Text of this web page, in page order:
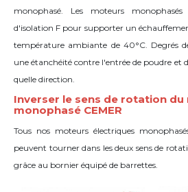
monophasé. Les moteurs
d'isolation F pour supporter un
température ambiante de 40°C. Degrés
une étanchéité contre l'entrée de poudre et
quelle direction.
Inverser le sens de rotation du
monophasé CEMER
Tous nos moteurs électriques
peuvent tourner dans les deux sens de
grâce au bornier équipé de barrettes.